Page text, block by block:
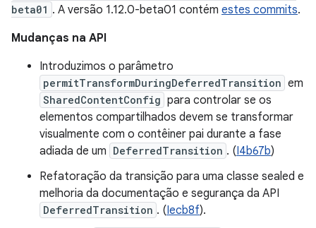
beta01 . A versão 1.12.0-beta01 contém estes commits.
Mudanças na API
Introduzimos o parâmetro
permitTransformDuringDeferredTransition em
SharedContentConfig para controlar se os
elementos compartilhados devem se transformar
visualmente com o contêiner pai durante a fase
adiada de um DeferredTransition . (I4b67b)
Refatoração da transição para uma classe sealed e
melhoria da documentação e segurança da API
DeferredTransition . (Iecb8f).